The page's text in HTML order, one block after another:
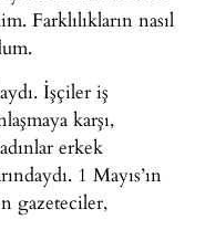
Farklılıkların nasıl
İşçiler iş
karşı,
erkek
1 Mayıs’ın
gazeteciler,